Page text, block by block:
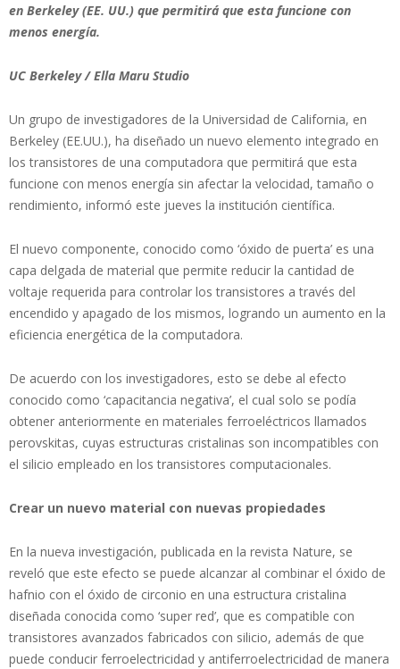
en Berkeley (EE. UU.) que permitirá que esta funcione con
menos energía.
UC Berkeley / Ella Maru Studio
Un grupo de investigadores de la Universidad de California, en
Berkeley (EE.UU.), ha diseñado un nuevo elemento integrado en
los transistores de una computadora que permitirá que esta
funcione con menos energía sin afectar la velocidad, tamaño o
rendimiento, informó este jueves la institución científica.
El nuevo componente, conocido como ‘óxido de puerta’ es una
capa delgada de material que permite reducir la cantidad de
voltaje requerida para controlar los transistores a través del
encendido y apagado de los mismos, logrando un aumento en la
eficiencia energética de la computadora.
De acuerdo con los investigadores, esto se debe al efecto
conocido como ‘capacitancia negativa’, el cual solo se podía
obtener anteriormente en materiales ferroeléctricos llamados
perovskitas, cuyas estructuras cristalinas son incompatibles con
el silicio empleado en los transistores computacionales.
Crear un nuevo material con nuevas propiedades
En la nueva investigación, publicada en la revista Nature, se
reveló que este efecto se puede alcanzar al combinar el óxido de
hafnio con el óxido de circonio en una estructura cristalina
diseñada conocida como ‘super red’, que es compatible con
transistores avanzados fabricados con silicio, además de que
puede conducir ferroelectricidad y antiferroelectricidad de manera